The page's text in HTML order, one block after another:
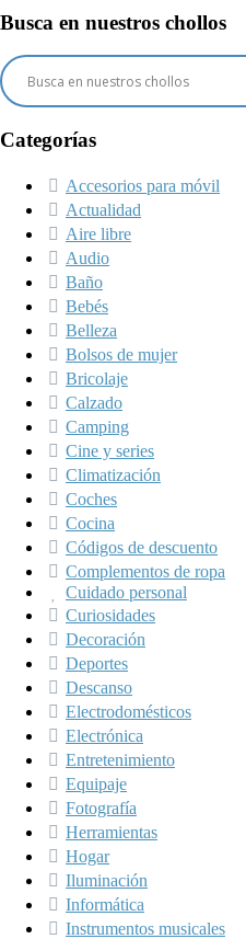
Busca en nuestros chollos
Categorías
Accesorios para móvil
Actualidad
Aire libre
Audio
Baño
Bebés
Belleza
Bolsos de mujer
Bricolaje
Calzado
Camping
Cine y series
Climatización
Coches
Cocina
Códigos de descuento
Complementos de ropa
Cuidado personal
Curiosidades
Decoración
Deportes
Descanso
Electrodomésticos
Electrónica
Entretenimiento
Equipaje
Fotografía
Herramientas
Hogar
Iluminación
Informática
Instrumentos musicales